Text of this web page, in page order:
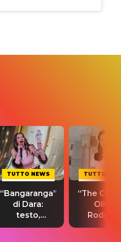
TUTTO NEWS
“Bangaranga”
di Dara:
testo,
traduzione e
TUTTO
“The
Olivia
testo,